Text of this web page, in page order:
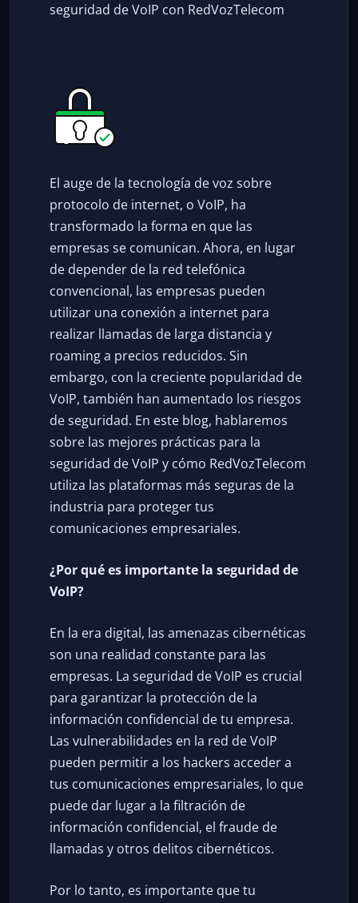
seguridad de VoIP con RedVozTelecom
El auge de la tecnología de voz sobre
protocolo de internet, o VoIP, ha
transformado la forma en que las
empresas se comunican. Ahora, en lugar
de depender de la red telefónica
convencional, las empresas pueden
utilizar una conexión a internet para
realizar llamadas de larga distancia y
roaming a precios reducidos. Sin
embargo, con la creciente popularidad de
VoIP, también han aumentado los riesgos
de seguridad. En este blog, hablaremos
sobre las mejores prácticas para la
seguridad de VoIP y cómo RedVozTelecom
utiliza las plataformas más seguras de la
industria para proteger tus
comunicaciones empresariales.
¿Por qué es importante la seguridad de
VoIP?
En la era digital, las amenazas cibernéticas
son una realidad constante para las
empresas. La seguridad de VoIP es crucial
para garantizar la protección de la
información confidencial de tu empresa.
Las vulnerabilidades en la red de VoIP
pueden permitir a los hackers acceder a
tus comunicaciones empresariales, lo que
puede dar lugar a la filtración de
información confidencial, el fraude de
llamadas y otros delitos cibernéticos.
Por lo tanto, es importante que tu